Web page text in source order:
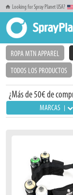
Looking for Spray Planet USA?
Inicio Bolsas
ROPA MTN APPAREL
TODOS LOS PRODUCTOS
¿Más de 50€ de
MARCAS